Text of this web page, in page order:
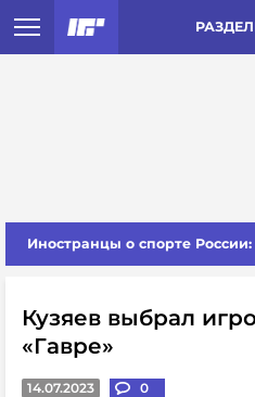
Иностранцы о спорте России:
Кузяев выбрал
«Гавре»
14.07.2023 0